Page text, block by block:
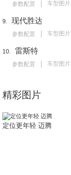
参数配置 车型图片
9. 现代胜达
参数配置 车型图片
10. 雷斯特
参数配置 车型图片
精彩图片
定位更年轻 迈腾